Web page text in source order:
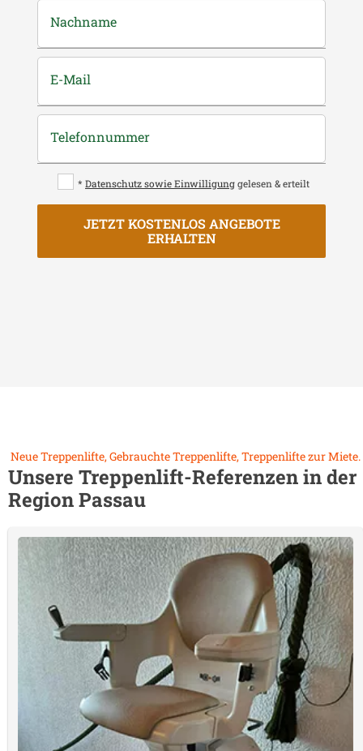
Nachname
E-Mail
Telefonnummer
* Datenschutz sowie Einwilligung gelesen & erteilt
JETZT KOSTENLOS ANGEBOTE
ERHALTEN
Neue Treppenlifte, Gebrauchte Treppenlifte, Treppenlifte zur Miete.
Unsere Treppenlift-Referenzen in der
RegionPassau